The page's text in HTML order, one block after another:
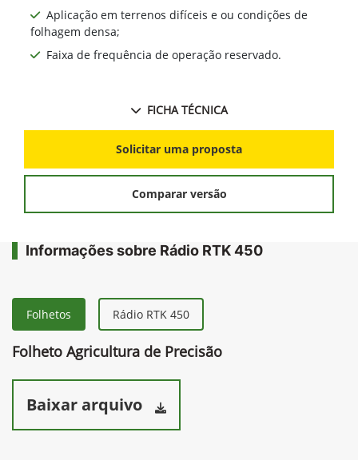
Aplicação em terrenos difíceis e ou condições de
folhagem densa;
Faixa de frequência de operação reservado.
FICHA TÉCNICA
Solicitar uma proposta
Comparar versão
Informações sobre Rádio RTK 450
Folhetos Rádio RTK 450
Folheto Agricultura de Precisão
Baixar arquivo